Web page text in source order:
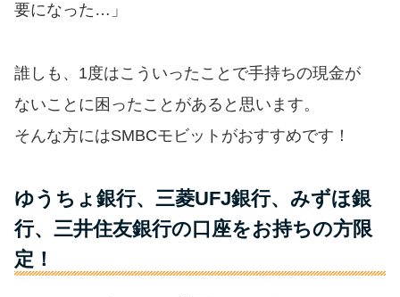
カードローンの見直しで40万円
得した話
最速！最短40分で借りられるカ
特集ページ一覧
種類や特徴で探す
要になった…」
誰しも、1度はこういったことで手持ちの現金が
ないことに困ったことがあると思います。
そんな方にはSMBCモビットがおすすめです！
ゆうちょ銀行、三菱UFJ銀行、みずほ銀
行、三井住友銀行の口座をお持ちの方限
定！